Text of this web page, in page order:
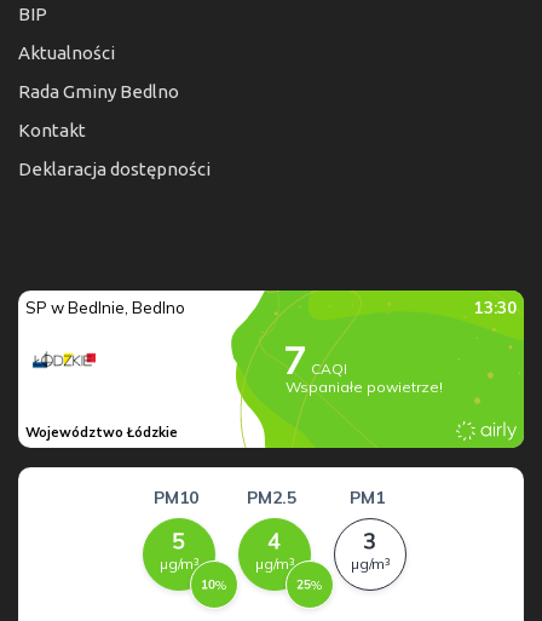
BIP
Aktualności
Rada Gminy Bedlno
Kontakt
Deklaracja dostępności